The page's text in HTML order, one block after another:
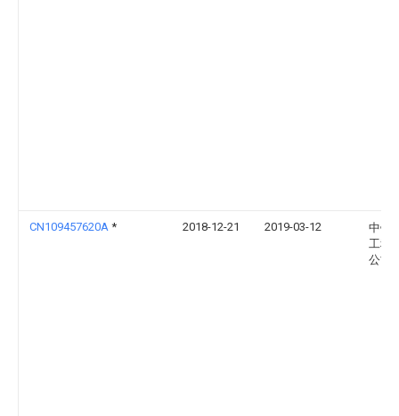
CN109457620A * 2018-12-21 2019-03-12
中铁
工程
公司